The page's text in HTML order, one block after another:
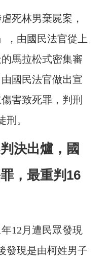
死林男棄屍案，
，由國民法官從上
馬拉松式密集審
國民法官做出宣
害致死罪，判刑
刑。
決出爐，國
，最重判16
12月遭民眾發現
發現是由柯姓男子